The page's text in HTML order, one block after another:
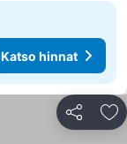
Katso hinnat
Jaa